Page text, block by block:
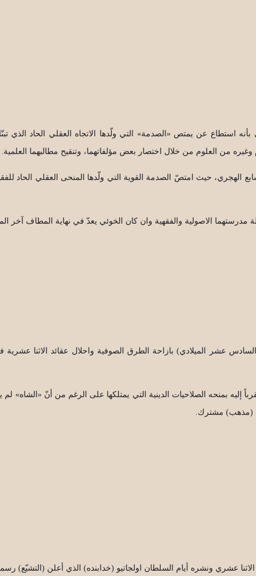
استطاع عن يمتص «الصدمة» التي ولّدها الاتجاه العقلي الحاد الذي
وغيره من العلوم من خلال اختصار بعض مؤلفاتهما، وتنقيح مطالبهما العلمية.
مدرستهما الاصولية والفقهية وان كان الخوئي يعدّ في نهاية المطاف آخر
عشر الميلادي) بازاحة الطرق الصوفية واحلال عقائد الاثنا
بمنحه الصلاحيات الدينية التي يمتلكها على الرغم من أنّ «الشاه»
(مذهب) مشترك.
عشري ونشره أيام السلطان اولجاتيو (خدابنده) الذي أعلن (التشيّع)